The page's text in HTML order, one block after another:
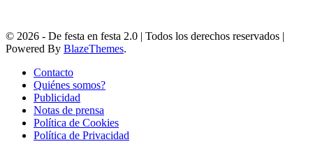
© 2026 - De festa en festa 2.0 | Todos los derechos reservados |
Powered By BlazeThemes.
Contacto
Quiénes somos?
Publicidad
Notas de prensa
Política de Cookies
Política de Privacidad